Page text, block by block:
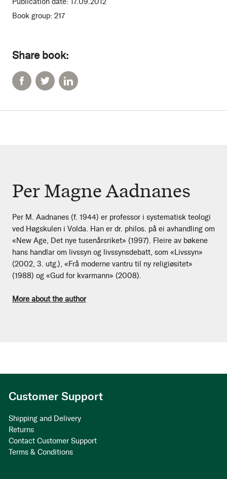
Share book:
Book group: 217
Per Magne Aadnanes
Per M. Aadnanes (f. 1944) er professor i systematisk teologi
ved Høgskulen i Volda. Han er dr. philos. på ei avhandling om
«New Age, Det nye tusenårsriket» (1997). Fleire av bøkene
hans handlar om livssyn og livssynsdebatt, som «Livssyn»
(2002, 3. utg.), «Frå moderne vantru til ny religiøsitet»
(1988) og «Gud for kvarmann» (2008).
More about the author
Customer Support
Shipping and Delivery
Returns
Contact Customer Support
Terms & Conditions